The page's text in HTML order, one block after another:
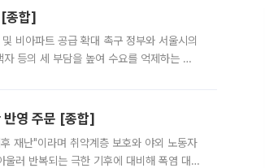
종합]
비아파트 공급 확대 촉구 정부와 서울시의
등의 세 부담을 높여 수요를 억제하는 카
반영 주문 [종합]
재난"이라며 취약계층 보호와 야외 노동자
러 반복되는 극한 기후에 대비해 폭염 대응